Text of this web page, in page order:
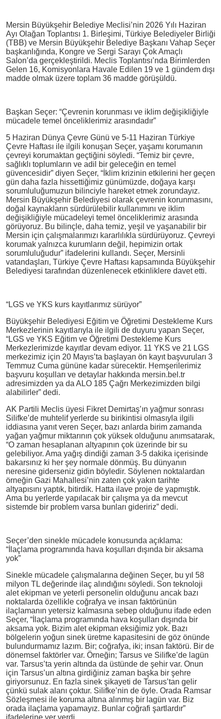
Mersin Büyükşehir Belediye Meclisi’nin 2026 Yılı Haziran
Ayı Olağan Toplantısı 1. Birleşimi, Türkiye Belediyeler Birliği
(TBB) ve Mersin Büyükşehir Belediye Başkanı Vahap Seçer
başkanlığında, Kongre ve Sergi Sarayı Çok Amaçlı
Salon’da gerçekleştirildi. Meclis Toplantısı’nda Birimlerden
Gelen 16, Komisyonlara Havale Edilen 19 ve 1 gündem dışı
madde olmak üzere toplam 36 madde görüşüldü.
Başkan Seçer: “Çevrenin korunması ve iklim değişikliğiyle
mücadele temel önceliklerimiz arasındadır”
5 Haziran Dünya Çevre Günü ve 5-11 Haziran Türkiye
Çevre Haftası ile ilgili konuşan Seçer, yaşamı korumanın
çevreyi korumaktan geçtiğini söyledi. “Temiz bir çevre,
sağlıklı toplumların ve adil bir geleceğin en temel
güvencesidir” diyen Seçer, “İklim krizinin etkilerini her geçen
gün daha fazla hissettiğimiz günümüzde, doğaya karşı
sorumluluğumuzun bilinciyle hareket etmek zorundayız.
Mersin Büyükşehir Belediyesi olarak çevrenin korunmasını,
doğal kaynakların sürdürülebilir kullanımını ve iklim
değişikliğiyle mücadeleyi temel önceliklerimiz arasında
görüyoruz. Bu bilinçle, daha temiz, yeşil ve yaşanabilir bir
Mersin için çalışmalarımızı kararlılıkla sürdürüyoruz. Çevreyi
korumak yalnızca kurumların değil, hepimizin ortak
sorumluluğudur” ifadelerini kullandı. Seçer, Mersinli
vatandaşları, Türkiye Çevre Haftası kapsamında Büyükşehir
Belediyesi tarafından düzenlenecek etkinliklere davet etti.
“LGS ve YKS kurs kayıtlarımız sürüyor”
Büyükşehir Belediyesi Eğitim ve Öğretimi Destekleme Kurs
Merkezlerinin kayıtlarıyla ile ilgili de duyuru yapan Seçer,
“LGS ve YKS Eğitim ve Öğretimi Destekleme Kurs
Merkezlerimizde kayıtlar devam ediyor. 11 YKS ve 21 LGS
merkezimiz için 20 Mayıs’ta başlayan ön kayıt başvuruları 3
Temmuz Cuma gününe kadar sürecektir. Hemşerilerimiz
başvuru koşulları ve detaylar hakkında mersin.bel.tr
adresimizden ya da ALO 185 Çağrı Merkezimizden bilgi
alabilirler” dedi.
AK Partili Meclis üyesi Fikret Demirtaş’ın yağmur sonrası
Silifke’de muhtelif yerlerde su birikintisi olmasıyla ilgili
iddiasına yanıt veren Seçer, bazı anlarda birim zamanda
yağan yağmur miktarının çok yüksek olduğunu anımsatarak,
“O zaman hesaplanan altyapının çok üzerinde bir su
gelebiliyor. Ama yağış dindiği zaman 3-5 dakika içerisinde
bakarsınız ki her şey normale dönmüş. Bu dünyanın
neresine giderseniz gidin böyledir. Söylenen noktalardan
örneğin Gazi Mahallesi’nin zaten çok yakın tarihte
altyapısını yaptık, bitirdik. Hatta ilave proje de yapmıştık.
Ama bu yerlerde yapılacak bir çalışma ya da mevcut
sistemde bir problem varsa bunları gideririz” dedi.
Seçer’den sinekle mücadele konusunda açıklama:
“İlaçlama programında hava koşulları dışında bir aksama
yok”
Sinekle mücadele çalışmalarına değinen Seçer, bu yıl 58
milyon TL değerinde ilaç alındığını söyledi. Son teknoloji
alet ekipman ve yeterli personelin olduğunu ancak bazı
noktalarda özellikle coğrafya ve insan faktörünün
ilaçlamanın yetersiz kalmasına sebep olduğunu ifade eden
Seçer, “İlaçlama programında hava koşulları dışında bir
aksama yok. Bizim alet ekipman eksiğimiz yok. Bazı
bölgelerin yoğun sinek üretme kapasitesini de göz önünde
bulundurmamız lazım. Bir; coğrafya, iki; insan faktörü. Bir de
dönemsel faktörler var. Örneğin; Tarsus ve Silifke’de lagün
var. Tarsus’ta yerin altında da üstünde de şehir var. Onun
için Tarsus’un altına girdiğiniz zaman başka bir şehre
giriyorsunuz. En fazla sinek şikayeti de Tarsus’tan gelir
çünkü sulak alanı çoktur. Silifke’nin de öyle. Orada Ramsar
Sözleşmesi ile koruma altına alınmış bir lagün var. Biz
orada ilaçlama yapamayız. Bunlar coğrafi şartlardır”
ifadelerine yer verdi.